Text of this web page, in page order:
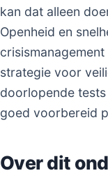
kan dat alleen
Openheid en
strategie voor
doorlopende
goed voorbereid
Over dit